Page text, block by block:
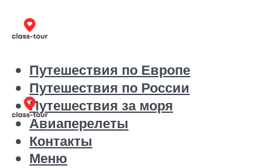
Путешествия по Европе
Путешествия по России
Путешествия за моря
Авиаперелеты
Контакты
Меню